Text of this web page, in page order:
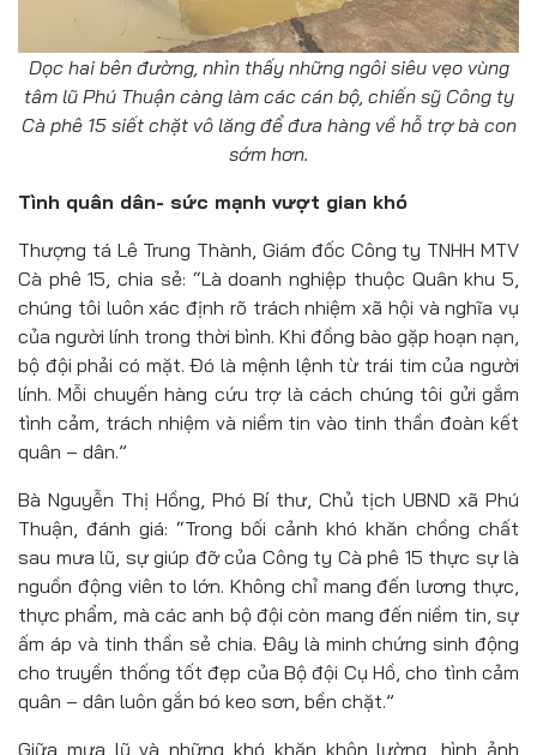
Dọc hai bên đường, nhìn thấy những ngôi siêu vẹo vùng
tâm lũ Phú Thuận càng làm các cán bộ, chiến sỹ Công ty
Cà phê 15 siết chặt vô lăng để đưa hàng về hỗ trợ bà con
sớm hơn.
Tình quân dân- sức mạnh vượt gian khó
Thượng tá Lê Trung Thành, Giám đốc Công ty TNHH MTV
Cà phê 15, chia sẻ: “Là doanh nghiệp thuộc Quân khu 5,
chúng tôi luôn xác định rõ trách nhiệm xã hội và nghĩa vụ
của người lính trong thời bình. Khi đồng bào gặp hoạn nạn,
bộ đội phải có mặt. Đó là mệnh lệnh từ trái tim của người
lính. Mỗi chuyến hàng cứu trợ là cách chúng tôi gửi gắm
tình cảm, trách nhiệm và niềm tin vào tinh thần đoàn kết
quân – dân.”
Bà Nguyễn Thị Hồng, Phó Bí thư, Chủ tịch UBND xã Phú
Thuận, đánh giá: “Trong bối cảnh khó khăn chồng chất
sau mưa lũ, sự giúp đỡ của Công ty Cà phê 15 thực sự là
nguồn động viên to lớn. Không chỉ mang đến lương thực,
thực phẩm, mà các anh bộ đội còn mang đến niềm tin, sự
ấm áp và tinh thần sẻ chia. Đây là minh chứng sinh động
cho truyền thống tốt đẹp của Bộ đội Cụ Hồ, cho tình cảm
quân – dân luôn gắn bó keo sơn, bền chặt.”
Giữa mưa lũ và những khó khăn khôn lường, hình ảnh